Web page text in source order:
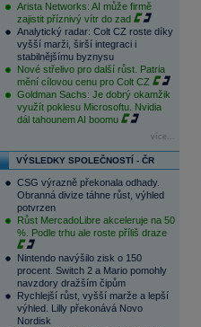
Arista Networks: AI může firmě
zajistit příznivý vítr do zad
Analytický radar: Colt CZ roste díky
vyšší marži, širší integraci i
stabilnějšímu byznysu
Nové střelivo pro další růst. Patria
mění cílovou cenu pro Colt CZ
Goldman Sachs: Je dobrý okamžik
využít poklesu Microsoftu. Nvidia
dál tahounem AI boomu
více...
VÝSLEDKY SPOLEČNOSTÍ - ČR
CSG výrazně překonala odhady.
Obranná divize táhne růst, výhled
potvrzen
Růst MercadoLibre akceleruje na 50
%. Podle trhu ale roste příliš draze
Nintendo navýšilo zisk o 150
procent. Switch 2 a Mario pomohly
navzdory dražším čipům
Rychlejší růst, vyšší marže a lepší
výhled. Lilly překonává Novo
Nordisk